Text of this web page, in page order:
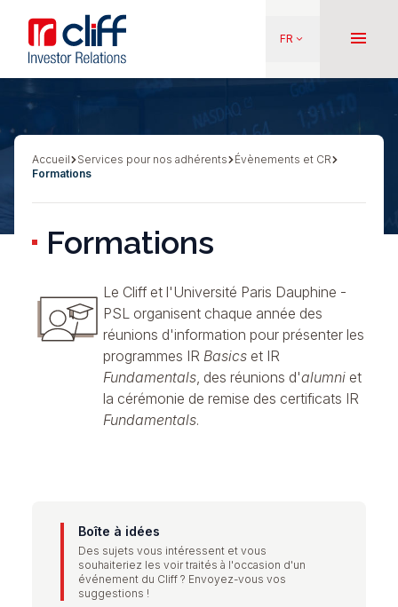
contenu
principal
Aller directement au contenu
FR keyboard_arrow_down menu
Fil
Accueil Services pour nos adhérents
Évènements et CR
Formations
Formations
Le Cliff et l'Université Paris Dauphine -
PSL organisent chaque année des
réunions d'information pour présenter les
programmes IR Basics et IR
Fundamentals, des réunions d'alumni et
la cérémonie de remise des certificats IR
Fundamentals.
Boîte à idées
Des sujets vous intéressent et vous
souhaiteriez les voir traités à l'occasion d'un
événement du Cliff ? Envoyez-vous vos
suggestions !